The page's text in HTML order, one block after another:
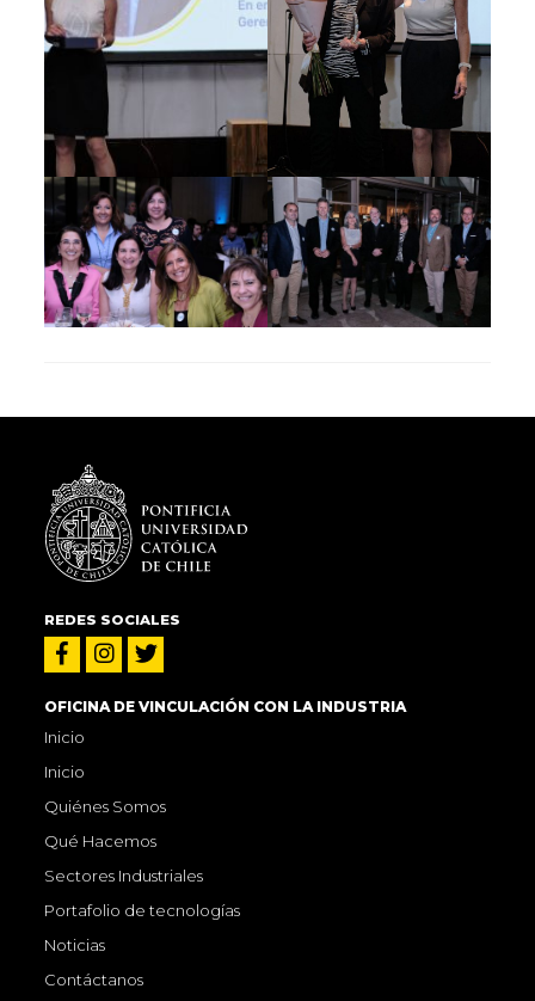
OFICINA DE VINCULACIÓN CON LA INDUSTRIA
Inicio
Inicio
Quiénes Somos
Qué Hacemos
Sectores Industriales
Portafolio de tecnologías
Noticias
Contáctanos
REDES SOCIALES